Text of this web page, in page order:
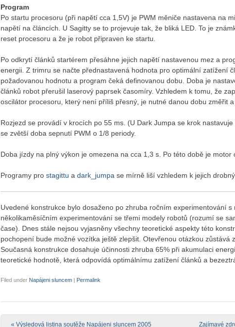
Program
Po startu procesoru (při napětí cca 1,5V) je PWM měniče nastavena na
napětí na článcích. U Sagitty se to projevuje tak, že bliká LED. To je
reset procesoru a že je robot připraven ke startu.
Po odkrytí článků startérem přesáhne jejich napětí nastavenou mez a
energii. Z trimru se načte přednastavená hodnota pro optimální zatížení
požadovanou hodnotu a program čeká definovanou dobu. Doba je
článků robot přerušil laserový paprsek časomíry. Vzhledem k tomu, že
oscilátor procesoru, který není příliš přesný, je nutné danou dobu změřit
Rozjezd se provádí v krocích po 55 ms. (U Dark Jumpa se krok
se zvětší doba sepnutí PWM o 1/8 periody.
Doba jízdy na plný výkon je omezena na cca 1,3 s. Po této době je motor
Programy pro stagittu a dark_jumpa se mírně liší vzhledem k jejich
Uvedené konstrukce bylo dosaženo po zhruba ročním experimentování
několikaměsíčním experimentování se třemi modely robotů (rozumí se
čase). Dnes stále nejsou vyjasněny všechny teoretické aspekty této
pochopení bude možné vozítka ještě zlepšit. Otevřenou otázkou zůstává
Současná konstrukce dosahuje účinnosti zhruba 65% při akumulaci
teoretické hodnotě, která odpovídá optimálnímu zatížení článků a
Filed under Napájeni sluncem | Permalink
Post navigation
« Výsledová listina soutěže Napájeni sluncem 2005 Zajímavé